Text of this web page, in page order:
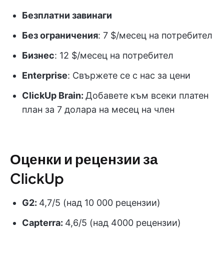
Безплатни завинаги
Без ограничения: 7 $/месец на потребител
Бизнес: 12 $/месец на потребител
Enterprise: Свържете се с нас за цени
ClickUp Brain: Добавете към всеки платен
план за 7 долара на месец на член
Оценки и рецензии за
ClickUp
G2: 4,7/5 (над 10 000 рецензии)
Capterra: 4,6/5 (над 4000 рецензии)